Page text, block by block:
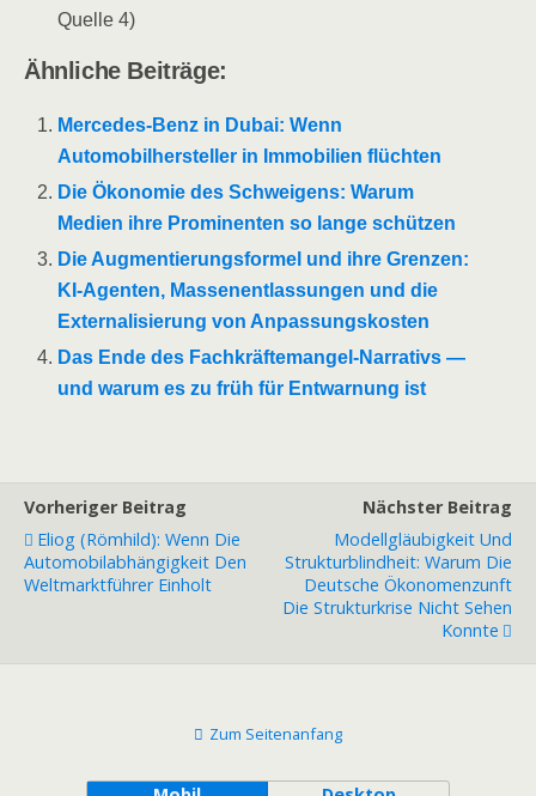
Quelle 4)
Ähnliche Beiträge:
Mercedes-Benz in Dubai: Wenn
Automobilhersteller in Immobilien flüchten
Die Ökonomie des Schweigens: Warum
Medien ihre Prominenten so lange schützen
Die Augmentierungsformel und ihre Grenzen:
KI-Agenten, Massenentlassungen und die
Externalisierung von Anpassungskosten
Das Ende des Fachkräftemangel-Narrativs —
und warum es zu früh für Entwarnung ist
Vorheriger Beitrag
Eliog (Römhild): Wenn Die
Automobilabhängigkeit Den
Weltmarktführer Einholt
Nächster Beitrag
Modellgläubigkeit Und
Strukturblindheit: Warum Die
Deutsche Ökonomenzunft
Die Strukturkrise Nicht Sehen
Konnte
Zum Seitenanfang